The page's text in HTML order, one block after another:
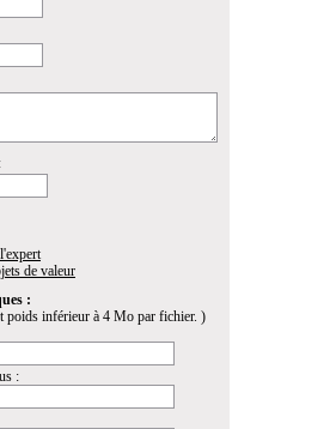
de valeur
:
poids inférieur à 4 Mo par fichier. )
: